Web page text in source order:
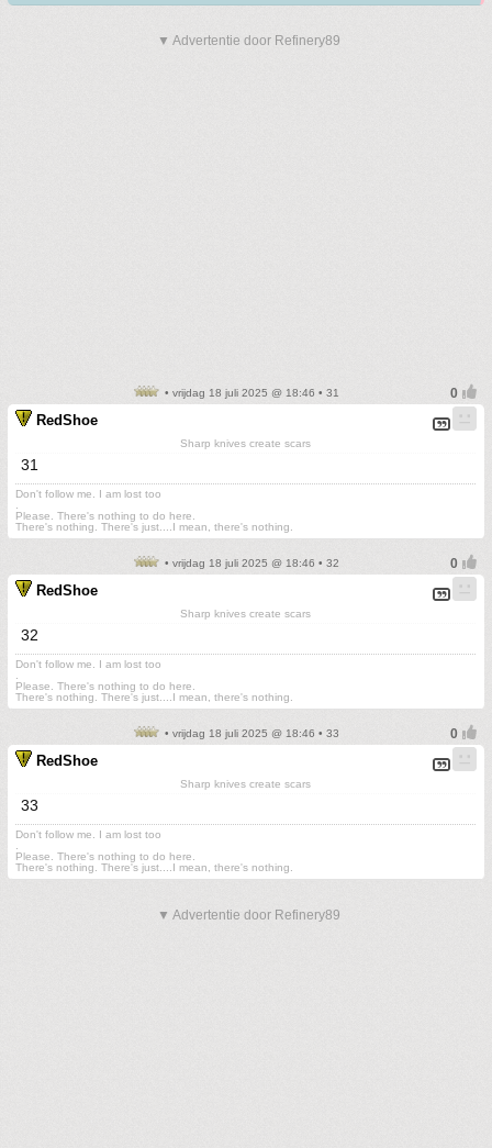
▼ Advertentie door Refinery89
• vrijdag 18 juli 2025 @ 18:46 • 31
RedShoe
Sharp knives create scars
31
Don't follow me. I am lost too
Please. There's nothing to do here.
There's nothing. There's just....I mean, there's nothing.
• vrijdag 18 juli 2025 @ 18:46 • 32
RedShoe
Sharp knives create scars
32
Don't follow me. I am lost too
Please. There's nothing to do here.
There's nothing. There's just....I mean, there's nothing.
• vrijdag 18 juli 2025 @ 18:46 • 33
RedShoe
Sharp knives create scars
33
Don't follow me. I am lost too
Please. There's nothing to do here.
There's nothing. There's just....I mean, there's nothing.
▼ Advertentie door Refinery89